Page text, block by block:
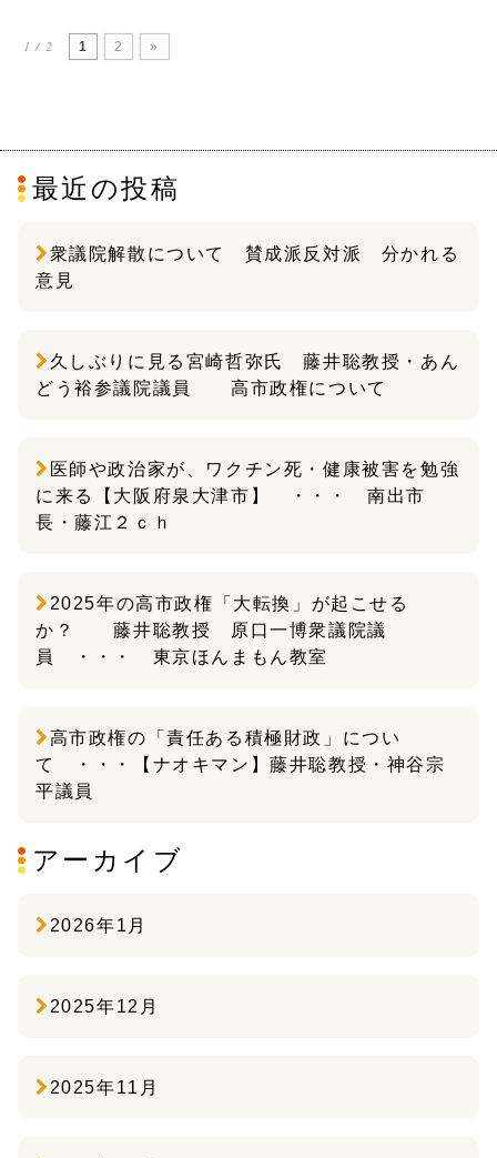
1 / 2 1 2 »
最近の投稿
衆議院解散について 賛成派反対派 分かれる
意見
久しぶりに見る宮崎哲弥氏 藤井聡教授・あん
どう裕参議院議員 高市政権について
医師や政治家が、ワクチン死・健康被害を勉強
に来る【大阪府泉大津市】 ・・・ 南出市
長・藤江２ｃｈ
2025年の高市政権「大転換」が起こせる
か？ 藤井聡教授 原口一博衆議院議
員 ・・・ 東京ほんまもん教室
高市政権の「責任ある積極財政」につい
て ・・・【ナオキマン】藤井聡教授・神谷宗
平議員
アーカイブ
2026年1月
2025年12月
2025年11月